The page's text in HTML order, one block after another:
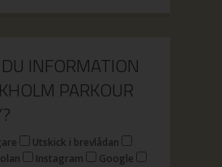
INFORMATION
PARKOUR
Utskick i brevlådan
Instagram
Google